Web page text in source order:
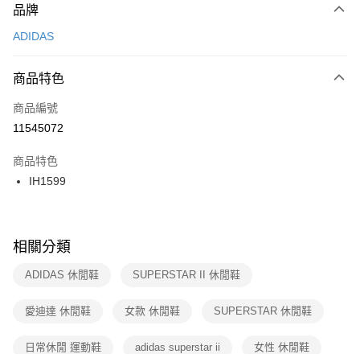
台灣樂天信用卡公司
【關於「AFTEE先享後付」】
便利好安心！
３．安心：先確認商品／服務後，再付款。
【「AFTEE先享後付」結帳流程】
１．於結帳方式選擇「AFTEE先享後付」後，將跳轉至「AFTEE先享後付」
２．訂單成立數日內，您將收到繳費通知簡訊。
３．收到繳費通知簡訊後14天內，點擊此簡訊中的連結，可透過四大超商／
ATM／網路銀行／等多元方式進行付款，方視為交易完成。
※ 交易是否成功請以「AFTEE先享後付 」之結帳頁面顯示為準，若有關於
是否繳費成功／繳費後需取消欲退款等相關疑問，請聯繫「AFTEE先享後付
客戶支援中心」https://netprotections.freshdesk.com/support/home
１．透過由恩沛科技股份有限公司提供之「AFTEE先享後付」服務完成之交
權轉讓予恩沛科技股份有限公司。
運送方式
每筆NT$100，滿NT$1,500(含以上)免運費
宅配
每筆NT$100，滿NT$1,500(含以上)免運費
付款後門市自取
每筆NT$100，滿NT$1,500(含以上)免運費
品牌
ADIDAS
商品特色
商品編號
11545072
商品特色
IH1599
相關分類
ADIDAS 休閒鞋 SUPERSTAR II 休閒鞋
愛迪達 休閒鞋 女款 休閒鞋 SUPERSTAR 休閒鞋
日常休閒 運動鞋 adidas superstar ii 女性 休閒鞋